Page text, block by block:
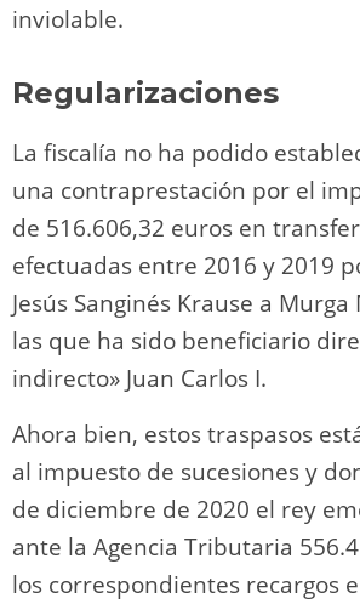
inviolable.
Regularizaciones
La fiscalía no ha podido
una contraprestación por el
de 516.606,32 euros en
efectuadas entre 2016 y 2019
Jesús Sanginés Krause a
las que ha sido beneficiario
indirecto» Juan Carlos I.
Ahora bien, estos traspasos
al impuesto de sucesiones y
de diciembre de 2020 el rey
ante la Agencia Tributaria
los correspondientes recargos